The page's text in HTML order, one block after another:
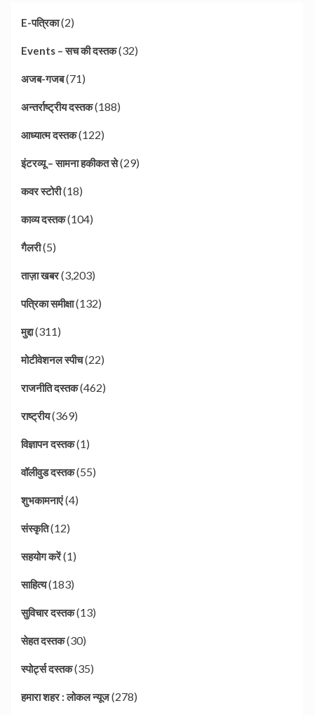
E-पत्रिका(2)
Events – सच की दस्तक(32)
अजब-गजब(71)
अन्तर्राष्ट्रीय दस्तक(188)
आध्यात्म दस्तक(122)
इंटरव्यू – सामना हकीकत से(29)
कवर स्टोरी(18)
काव्य दस्तक(104)
गैलरी(5)
ताज़ा खबर(3,203)
पत्रिका समीक्षा(132)
मुद्दा(311)
मोटीवेशनल स्पीच(22)
राजनीति दस्तक(462)
राष्ट्रीय(369)
विज्ञापन दस्तक(1)
वॉलीवुड दस्तक(55)
शुभकामनाएं(4)
संस्कृति(12)
सहयोग करें(1)
साहित्य(183)
सुविचार दस्तक(13)
सेहत दस्तक(30)
स्पोर्ट्स दस्तक(35)
हमारा शहर : लोकल न्यूज(278)